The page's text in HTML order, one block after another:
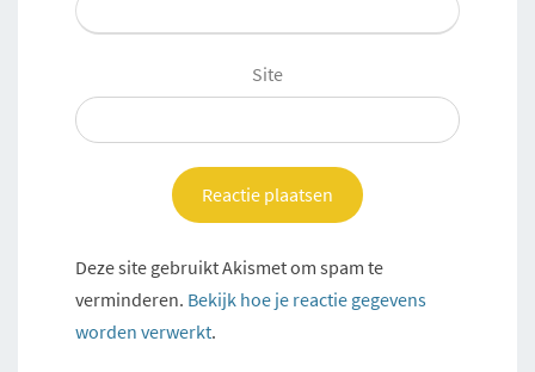
Site
Deze site gebruikt Akismet om spam te
verminderen. Bekijk hoe je reactie gegevens
worden verwerkt.